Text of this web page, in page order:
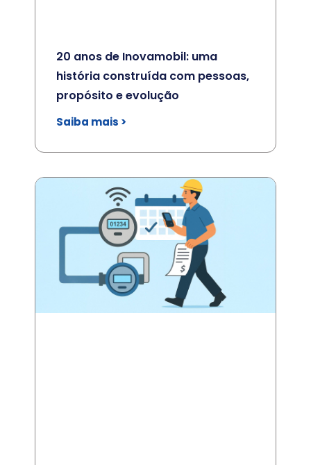
20 anos de Inovamobil: uma
história construída com pessoas,
propósito e evolução
Saiba mais >